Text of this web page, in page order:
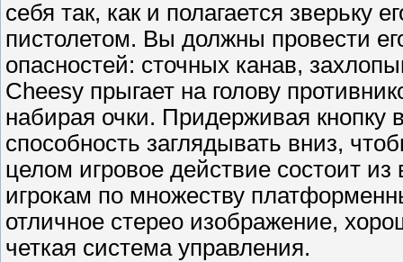
себя так, как и полагается зверьку
пистолетом. Вы должны провести
опасностей: сточных канав,
Cheesy прыгает на голову
набирая очки. Придерживая
способность заглядывать вниз,
целом игровое действие состоит
игрокам по множеству
отличное стерео изображение,
четкая система управления.